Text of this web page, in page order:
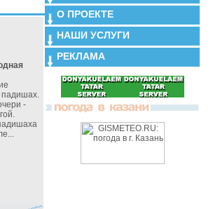
падишах.
-
О ПРОЕКТЕ
НАШИ УСЛУГИ
РЕКЛАМА